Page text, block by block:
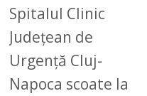
Spitalul Clinic
Județean de
Urgență Cluj-
Napoca scoate la